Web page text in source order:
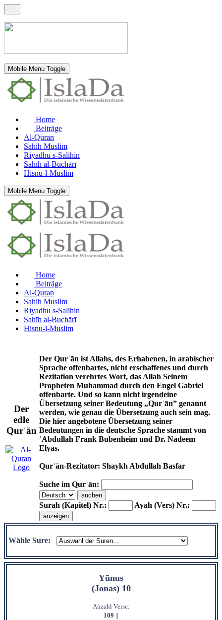
Mobile Menu Toggle
Home
Beiträge
Al-Quran
Sahih Muslim
Riyadhu s-Salihin
Sahīh al-Buchārī
Hisnu-l-Muslim
Mobile Menu Toggle
Home
Beiträge
Al-Quran
Sahih Muslim
Riyadhu s-Salihin
Sahīh al-Buchārī
Hisnu-l-Muslim
Der
edle
Qurʾān
Der Qurʾān ist Allahs, des Erhabenen, in arabischer
Sprache offenbartes, nicht erschaffenes und durch
Rezitation verehrtes Wort, das Allah Seinem
Propheten Muhammad durch den Engel Gabriel
offenbarte. Und so kann nicht irgendeine
Übersetzung seiner Bedeutung „Qurʾān” genannt
werden, wie genau die Übersetzung auch sein mag.
Die hier angebotene Übersetzung seiner
Bedeutungen in die deutsche Sprache stammt von
ʿAbdullah Frank Bubenheim und Dr. Nadeem
Elyas.
Qurʾān-Rezitator: Shaykh Abdullah Basfar
Suche im Qurʾān:
Surah (Kapitel) Nr.: Ayah (Vers) Nr.:
Wähle Sure:
Yūnus
(Jonas) 10
Anzahl Verse:
109 ||